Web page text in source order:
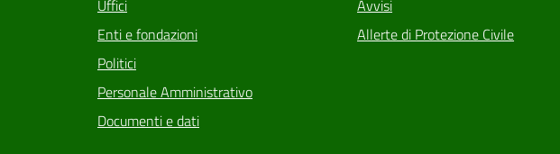
Uffici
Enti e fondazioni
Politici
Personale Amministrativo
Documenti e dati
Avvisi
Allerte di Protezione Civile